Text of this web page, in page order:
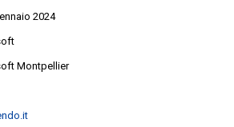
2024
Montpellier